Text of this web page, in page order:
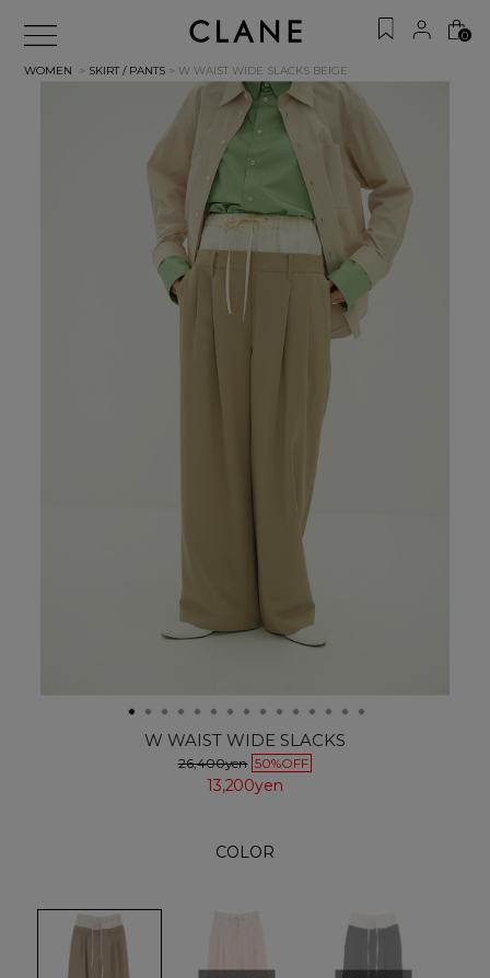
0
WOMEN > SKIRT / PANTS > W WAIST WIDE SLACKS BEIGE
W WAIST WIDE SLACKS
26,400yen 50%OFF
13,200yen
COLOR